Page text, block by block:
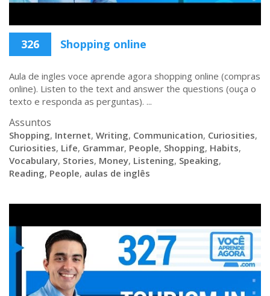
326 Shopping online
Aula de ingles voce aprende agora shopping online (compras
online). Listen to the text and answer the questions (ouça o
texto e responda as perguntas). ...
Assuntos
Shopping, Internet, Writing, Communication, Curiosities,
Curiosities, Life, Grammar, People, Shopping, Habits,
Vocabulary, Stories, Money, Listening, Speaking,
Reading, People, aulas de inglês